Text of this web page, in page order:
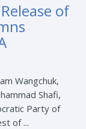
of
Wangchuk,
Shafi,
Party of
of ...